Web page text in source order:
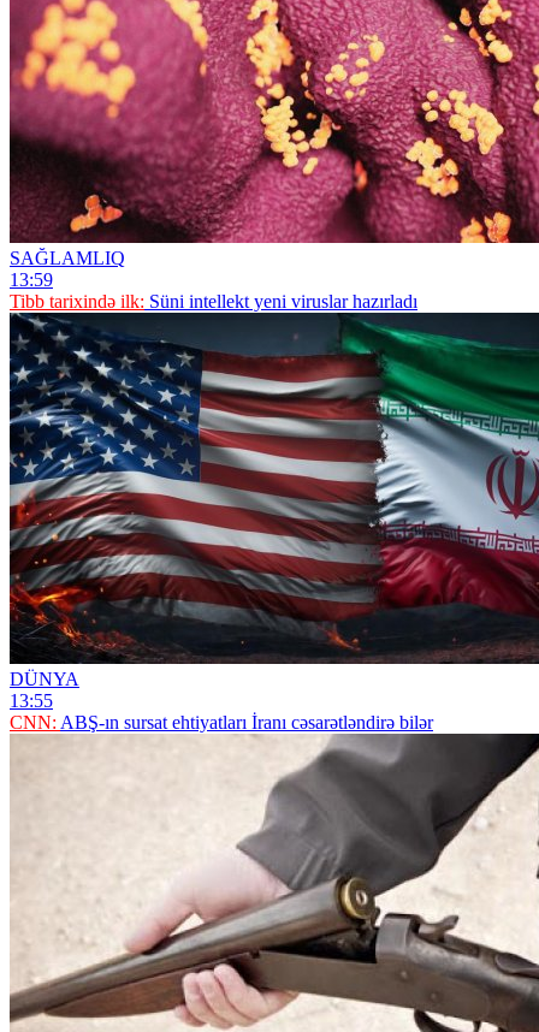
SAĞLAMLIQ
13:59
Tibb tarixində ilk: Süni intellekt yeni viruslar hazırladı
DÜNYA
13:55
CNN: ABŞ-ın sursat ehtiyatları İranı cəsarətləndirə bilər